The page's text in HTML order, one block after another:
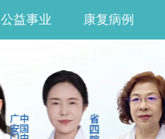
公益事业 康复病例